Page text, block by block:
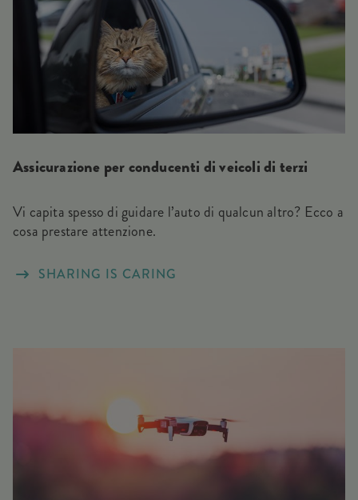
Assicurazione per conducenti di veicoli di terzi
Vi capita spesso di guidare l’auto di qualcun altro? Ecco a
cosa prestare attenzione.
SHARING IS CARING